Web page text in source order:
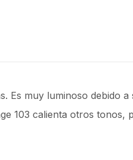
Es muy luminoso debido
103 calienta otros tonos,